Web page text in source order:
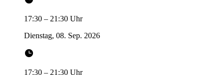
17:30 – 21:30 Uhr
Dienstag, 08. Sep. 2026
17:30 – 21:30 Uhr